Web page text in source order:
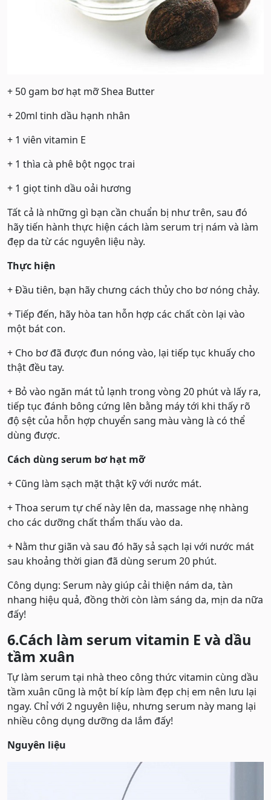
+ 50 gam bơ hạt mỡ Shea Butter
+ 20ml tinh dầu hạnh nhân
+ 1 viên vitamin E
+ 1 thìa cà phê bột ngọc trai
+ 1 giọt tinh dầu oải hương
Tất cả là những gì bạn cần chuẩn bị như trên, sau đó
hãy tiến hành thực hiện cách làm serum trị nám và làm
đẹp da từ các nguyên liệu này.
Thực hiện
+ Đầu tiên, bạn hãy chưng cách thủy cho bơ nóng chảy.
+ Tiếp đến, hãy hòa tan hỗn hợp các chất còn lại vào
một bát con.
+ Cho bơ đã được đun nóng vào, lại tiếp tục khuấy cho
thật đều tay.
+ Bỏ vào ngăn mát tủ lạnh trong vòng 20 phút và lấy ra,
tiếp tục đánh bông cứng lên bằng máy tới khi thấy rõ
độ sệt của hỗn hợp chuyển sang màu vàng là có thể
dùng được.
Cách dùng serum bơ hạt mỡ
+ Cũng làm sạch mặt thật kỹ với nước mát.
+ Thoa serum tự chế này lên da, massage nhẹ nhàng
cho các dưỡng chất thẩm thấu vào da.
+ Nằm thư giãn và sau đó hãy sả sạch lại với nước mát
sau khoảng thời gian đã dùng serum 20 phút.
Công dụng: Serum này giúp cải thiện nám da, tàn
nhang hiệu quả, đồng thời còn làm sáng da, mịn da nữa
đấy!
6.Cách làm serum vitamin E và dầu
tầm xuân
Tự làm serum tại nhà theo công thức vitamin cùng dầu
tầm xuân cũng là một bí kíp làm đẹp chị em nên lưu lại
ngay. Chỉ với 2 nguyên liệu, nhưng serum này mang lại
nhiều công dụng dưỡng da lắm đấy!
Nguyên liệu